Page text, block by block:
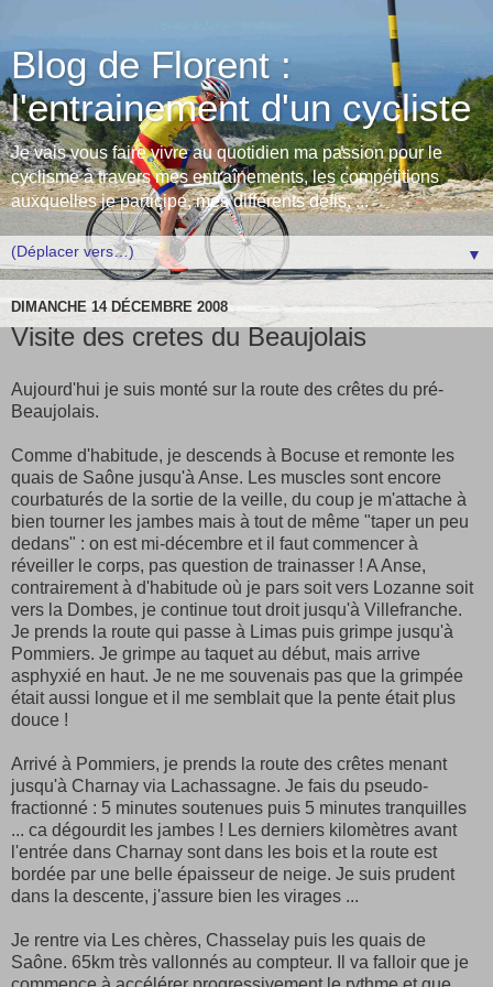
Blog de Florent :
l'entrainement d'un cycliste
Je vais vous faire vivre au quotidien ma passion pour le
cyclisme à travers mes entraînements, les compétitions
auxquelles je participe, mes différents défis, ...
▼
DIMANCHE 14 DÉCEMBRE 2008
Visite des cretes du Beaujolais
Aujourd'hui je suis monté sur la route des crêtes du pré-
Beaujolais.
Comme d'habitude, je descends à Bocuse et remonte les
quais de Saône jusqu'à Anse. Les muscles sont encore
courbaturés de la sortie de la veille, du coup je m'attache à
bien tourner les jambes mais à tout de même "taper un peu
dedans" : on est mi-décembre et il faut commencer à
réveiller le corps, pas question de trainasser ! A Anse,
contrairement à d'habitude où je pars soit vers Lozanne soit
vers la Dombes, je continue tout droit jusqu'à Villefranche.
Je prends la route qui passe à Limas puis grimpe jusqu'à
Pommiers. Je grimpe au taquet au début, mais arrive
asphyxié en haut. Je ne me souvenais pas que la grimpée
était aussi longue et il me semblait que la pente était plus
douce !
Arrivé à Pommiers, je prends la route des crêtes menant
jusqu'à Charnay via Lachassagne. Je fais du pseudo-
fractionné : 5 minutes soutenues puis 5 minutes tranquilles
... ca dégourdit les jambes ! Les derniers kilomètres avant
l'entrée dans Charnay sont dans les bois et la route est
bordée par une belle épaisseur de neige. Je suis prudent
dans la descente, j'assure bien les virages ...
Je rentre via Les chères, Chasselay puis les quais de
Saône. 65km très vallonnés au compteur. Il va falloir que je